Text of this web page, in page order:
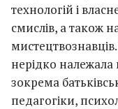
технологій і
смислів, а також
нерідко
зокрема
педагогіки,